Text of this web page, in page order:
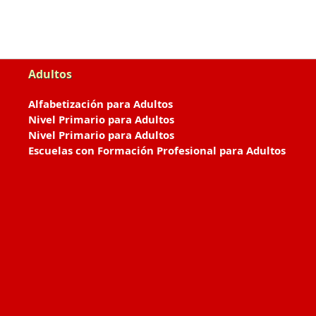
Adultos
Alfabetización para Adultos
Nivel Primario para Adultos
Nivel Primario para Adultos
Escuelas con Formación Profesional para Adultos